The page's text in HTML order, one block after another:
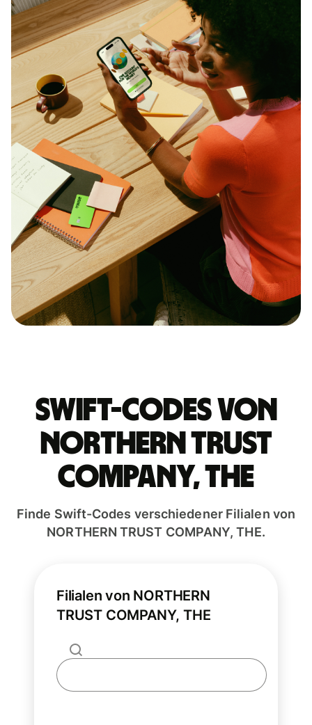
Swift-Codes von
NORTHERN TRUST
COMPANY, THE
Finde Swift-Codes verschiedener Filialen von
NORTHERN TRUST COMPANY, THE.
Filialen von NORTHERN
TRUST COMPANY, THE